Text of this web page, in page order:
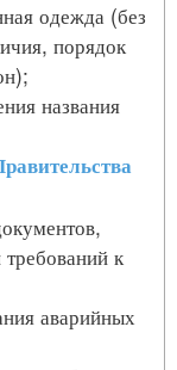
одежда (без
порядок
названия
к
аварийных